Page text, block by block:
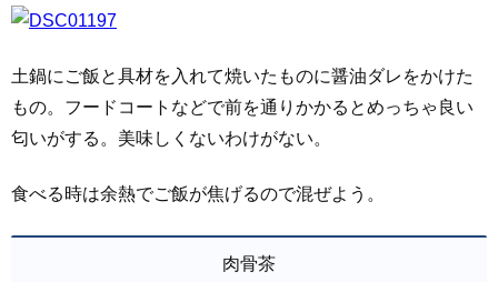
土鍋にご飯と具材を入れて焼いたものに醤油ダレをかけた
もの。フードコートなどで前を通りかかるとめっちゃ良い
匂いがする。美味しくないわけがない。
食べる時は余熱でご飯が焦げるので混ぜよう。
肉骨茶